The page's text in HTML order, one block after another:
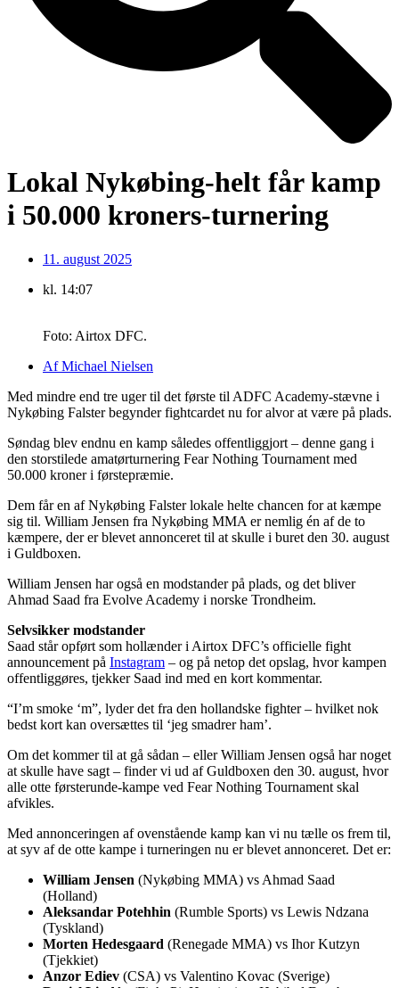
Lokal Nykøbing-helt får kamp
i 50.000 kroners-turnering
11. august 2025
kl. 14:07
Foto: Airtox DFC.
AfMichael Nielsen
Med mindre end tre uger til det første til ADFC Academy-stævne i
Nykøbing Falster begynder fightcardet nu for alvor at være på plads.
Søndag blev endnu en kamp således offentliggjort – denne gang i
den storstilede amatørturnering Fear Nothing Tournament med
50.000 kroner i førstepræmie.
Dem får en af Nykøbing Falster lokale helte chancen for at kæmpe
sig til. William Jensen fra Nykøbing MMA er nemlig én af de to
kæmpere, der er blevet annonceret til at skulle i buret den 30. august
i Guldboxen.
William Jensen har også en modstander på plads, og det bliver
Ahmad Saad fra Evolve Academy i norske Trondheim.
Selvsikker modstander
Saad står opført som hollænder i Airtox DFC’s officielle fight
announcement på Instagram – og på netop det opslag, hvor kampen
offentliggøres, tjekker Saad ind med en kort kommentar.
“I’m smoke ‘m”, lyder det fra den hollandske fighter – hvilket nok
bedst kort kan oversættes til ‘jeg smadrer ham’.
Om det kommer til at gå sådan – eller William Jensen også har noget
at skulle have sagt – finder vi ud af Guldboxen den 30. august, hvor
alle otte førsterunde-kampe ved Fear Nothing Tournament skal
afvikles.
Med annonceringen af ovenstående kamp kan vi nu tælle os frem til,
at syv af de otte kampe i turneringen nu er blevet annonceret. Det er:
William Jensen (Nykøbing MMA) vs Ahmad Saad
(Holland)
Aleksandar Potehhin (Rumble Sports) vs Lewis Ndzana
(Tyskland)
Morten Hedesgaard (Renegade MMA) vs Ihor Kutzyn
(Tjekkiet)
Anzor Ediev (CSA) vs Valentino Kovac (Sverige)